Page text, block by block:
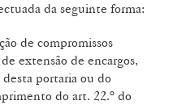
da seguinte forma:
de compromissos
extensão de encargos,
portaria ou do
do art. 22.º do